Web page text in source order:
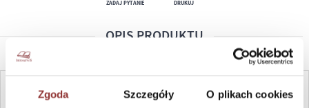
Zgoda Szczegóły O plikach cookies
ZADAJ PYTANIE DRUKUJ
OPIS PRODUKTU
ZAPYTAJ